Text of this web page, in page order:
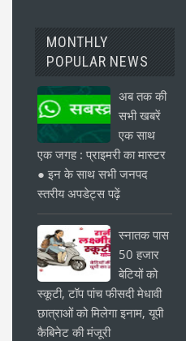
MONTHLY
POPULAR NEWS
अब तक की
सभी खबरें
एक साथ
एक जगह : प्राइमरी का मास्टर
● इन के साथ सभी जनपद
स्तरीय अपडेट्स पढ़ें
स्नातक पास
50 हजार
बेटियों को
स्कूटी, टॉप पांच फीसदी मेधावी
छात्राओं को मिलेगा इनाम, यूपी
कैबिनेट की मंजूरी